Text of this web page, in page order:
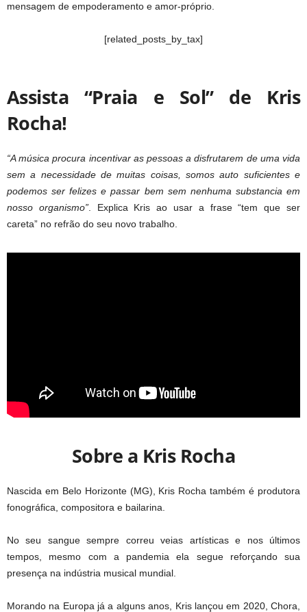
mensagem de empoderamento e amor-próprio.
[related_posts_by_tax]
Assista “Praia e Sol” de Kris
Rocha!
“A música procura incentivar as pessoas a disfrutarem de uma vida
sem a necessidade de muitas coisas, somos auto suficientes e
podemos ser felizes e passar bem sem nenhuma substancia em
nosso organismo”. Explica Kris ao usar a frase “tem que ser
careta” no refrão do seu novo trabalho.
Sobre a Kris Rocha
Nascida em Belo Horizonte (MG), Kris Rocha também é produtora
fonográfica, compositora e bailarina.
No seu sangue sempre correu veias artísticas e nos últimos
tempos, mesmo com a pandemia ela segue reforçando sua
presença na indústria musical mundial.
Morando na Europa já a alguns anos, Kris lançou em 2020, Chora,